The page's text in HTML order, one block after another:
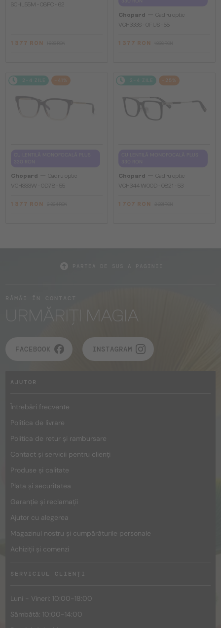
SCHL55M - 08FC - 62
1 377 RON
Chopard
Cadru optic
VCH333S - 0FUS - 55
1 377 RON
2-4 ZILE -41%
Chopard
Cadru optic
VCH333W - 0D78 - 55
1 377 RON
2-4 ZILE -25%
Chopard
Cadru optic
VCH344 WOOD - 0821 - 53
1 707 RON
URMĂRIȚI MAGIA
FACEBOOK INSTAGRAM
AJUTOR
Întrebări frecvente
Politica de livrare
Politica de retur și rambursare
Contact și servicii pentru clienți
Produse și calitate
Plata și securitatea
Garanție și reclamații
Ajutor cu alegerea
Magazinul nostru și cumpărăturile personale
Achiziții și comenzi
SERVICIUL CLIENȚI
Luni - Vineri: 10:00-18:00
Sâmbătă: 10:00-14:00